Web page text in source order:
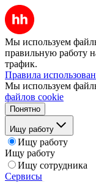
Мы используем
правильную работу
трафик.
Правила
Мы используем
файлов cookie
Понятно
Ищу работу
Ищу работу
Ищу работу
Ищу сотрудника
Сервисы